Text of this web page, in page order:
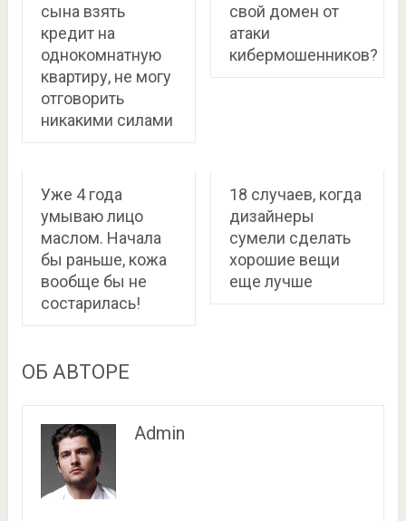
сына взять
кредит на
однокомнатную
квартиру, не могу
отговорить
никакими силами
свой домен от
атаки
кибермошенников?
Уже 4 года
умываю лицо
маслом. Начала
бы раньше, кожа
вообще бы не
состарилась!
18 случаев, когда
дизайнеры
сумели сделать
хорошие вещи
еще лучше
ОБ АВТОРЕ
Admin